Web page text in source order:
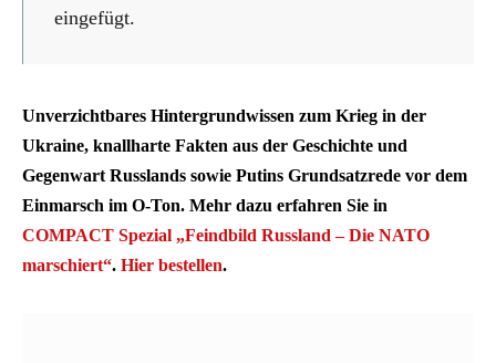
eingefügt.
Unverzichtbares Hintergrundwissen zum Krieg in der
Ukraine, knallharte Fakten aus der Geschichte und
Gegenwart Russlands sowie Putins Grundsatzrede vor dem
Einmarsch im O-Ton. Mehr dazu erfahren Sie in
COMPACT Spezial „Feindbild Russland – Die NATO
marschiert“. Hier bestellen.